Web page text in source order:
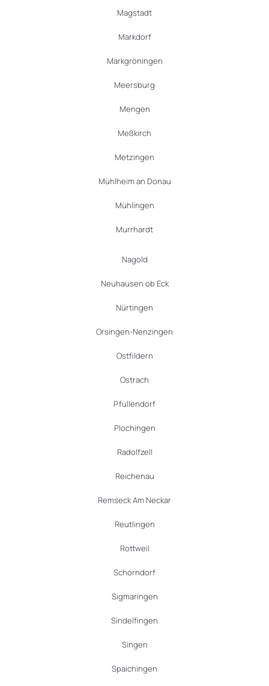
Magstadt
Markdorf
Markgröningen
Meersburg
Mengen
Meßkirch
Metzingen
Mühlheim an Donau
Mühlingen
Murrhardt
Nagold
Neuhausen ob Eck
Nürtingen
Orsingen-Nenzingen
Ostfildern
Ostrach
Pfullendorf
Plochingen
Radolfzell
Reichenau
Remseck Am Neckar
Reutlingen
Rottweil
Schorndorf
Sigmaringen
Sindelfingen
Singen
Spaichingen